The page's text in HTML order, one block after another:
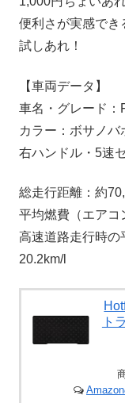
便利さが実感でき
試しあれ！
【車両データ】
車名・グレード：
カラー：ボサノバ
右ハンドル・5速
総走行距離：約
平均燃費（エアコ
高速道路走行時
20.2km/l
ト